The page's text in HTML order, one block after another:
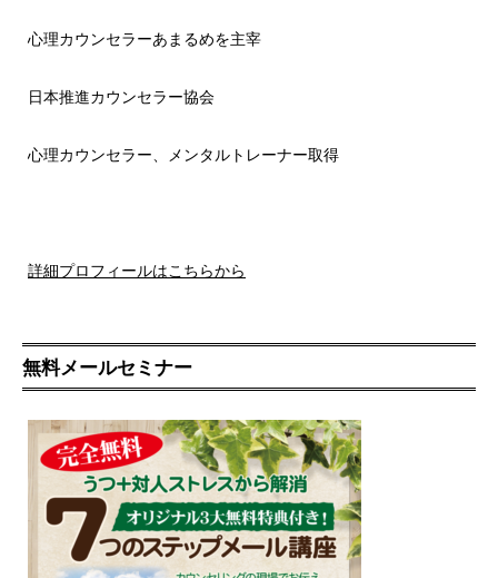
心理カウンセラーあまるめを主宰
日本推進カウンセラー協会
心理カウンセラー、メンタルトレーナー取得
詳細プロフィールはこちらから
無料メールセミナー